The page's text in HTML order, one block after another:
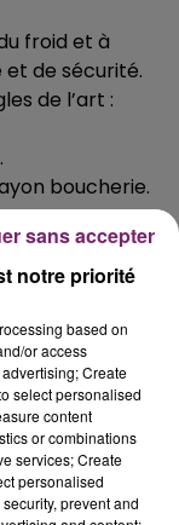
froid et à
et de sécurité.
de l’art :
boucherie.
pour
à la
d'un BEP.
sur les
sécurité
.
notre priorité
based on
or access
Create
select personalised
content
or combinations
services; Create
personalised
prevent and
sans accepter